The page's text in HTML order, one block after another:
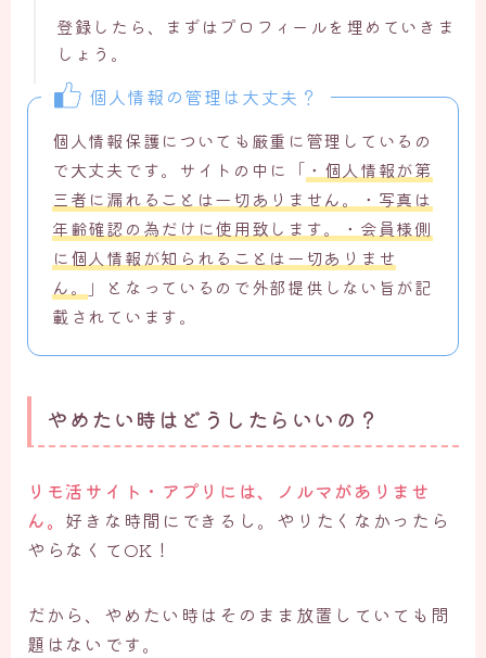
登録したら、まずはプロフィールを埋めていきま
しょう。
個人情報の管理は大丈夫？
個人情報保護についても厳重に管理しているの
で大丈夫です。サイトの中に「 ・個人情報が第
三者に漏れることは一切ありません。・写真は
年齢確認の為だけに使用致します。・会員様側
に個人情報が知られることは一切ありませ
ん。
」となっているので外部提供しない旨が記
載されています。
やめたい時はどうしたらいいの？
リモ活サイト・アプリには、ノルマがありませ
ん。 好きな時間にできるし。やりたくなかったら
やらなくてOK！
だから、やめたい時はそのまま放置していても問
題はないです。